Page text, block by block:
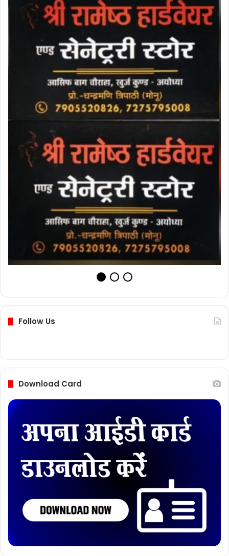
Follow Us
Download Card